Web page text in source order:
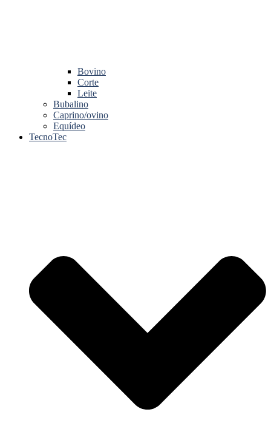
Bovino
Corte
Leite
Bubalino
Caprino/ovino
Equídeo
TecnoTec